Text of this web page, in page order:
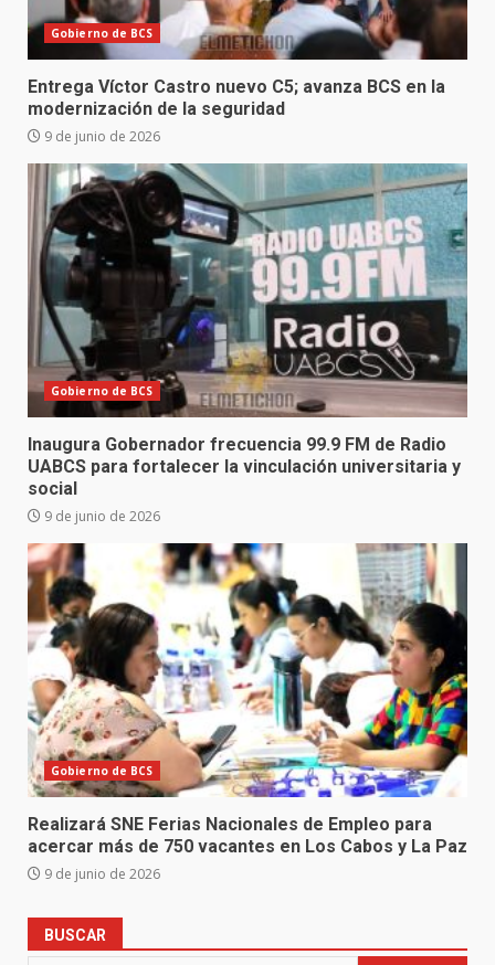
Gobierno de BCS
Entrega Víctor Castro nuevo C5; avanza BCS en la
modernización de la seguridad
9 de junio de 2026
Gobierno de BCS
Inaugura Gobernador frecuencia 99.9 FM de Radio
UABCS para fortalecer la vinculación universitaria y
social
9 de junio de 2026
Gobierno de BCS
Realizará SNE Ferias Nacionales de Empleo para
acercar más de 750 vacantes en Los Cabos y La Paz
9 de junio de 2026
BUSCAR